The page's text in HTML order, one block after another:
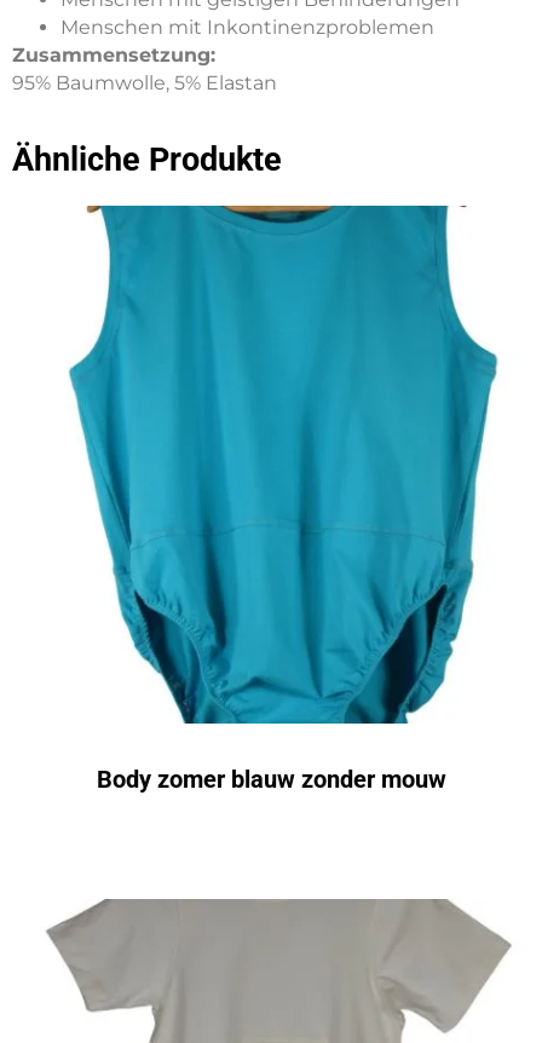
Menschen mit Inkontinenzproblemen
Zusammensetzung:
95% Baumwolle, 5% Elastan
Ähnliche Produkte
Body zomer blauw zonder mouw